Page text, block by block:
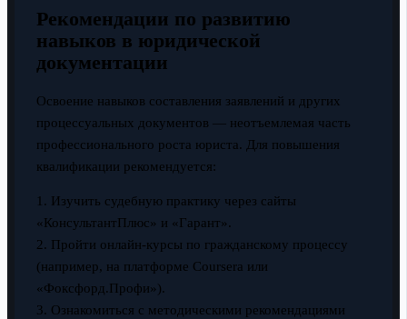
Рекомендации по развитию
навыков в юридической
документации
Освоение навыков составления заявлений и других
процессуальных документов — неотъемлемая часть
профессионального роста юриста. Для повышения
квалификации рекомендуется:
1. Изучить судебную практику через сайты
«КонсультантПлюс» и «Гарант».
2. Пройти онлайн-курсы по гражданскому процессу
(например, на платформе Coursera или
«Фоксфорд.Профи»).
3. Ознакомиться с методическими рекомендациями